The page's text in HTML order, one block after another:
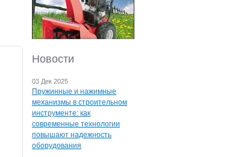
Новости
03 Дек 2025
Пружинные и нажимные
механизмы в строительном
инструменте: как
современные технологии
повышают надежность
оборудования